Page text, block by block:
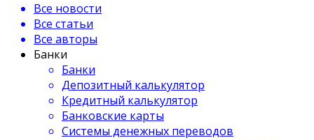
Все новости
Все статьи
Все авторы
Банки
Банки
Депозитный калькулятор
Кредитный калькулятор
Банковские карты
Системы денежных переводов